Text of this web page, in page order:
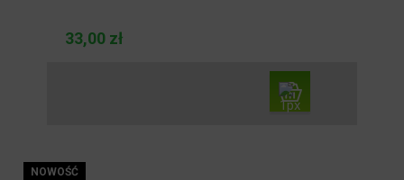
33,00 zł
NOWOŚĆ